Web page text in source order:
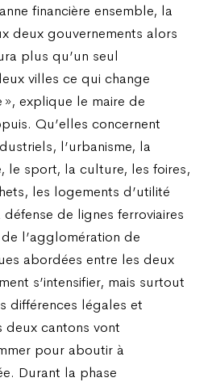
financière ensemble, la
deux gouvernements alors
plus qu’un seul
villes ce qui change
explique le maire de
Qu’elles concernent
l’urbanisme, la
le sport, la culture, les foires,
les logements d’utilité
de lignes ferroviaires
l’agglomération de
abordées entre les deux
s’intensifier, mais surtout
différences légales et
deux cantons vont
pour aboutir à
Durant la phase